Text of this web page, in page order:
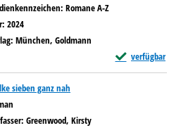
Romane A-Z
2024
München, Goldmann
verfügbar
Exemplar-Details
sieben ganz nah
Greenwood, Kirsty